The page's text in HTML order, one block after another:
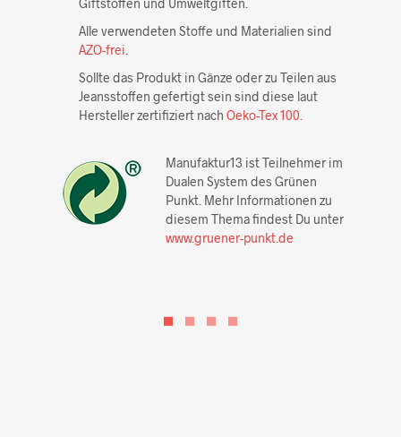
Giftstoffen und Umweltgiften.
Alle verwendeten Stoffe und Materialien sind
AZO-frei
Sollte das Produkt in Gänze oder zu Teilen aus
Jeansstoffen gefertigt sein sind diese laut
Hersteller zertifiziert nach Oeko-Tex 100.
Manufaktur13 ist Teilnehmer im
Dualen System des Grünen
Punkt. Mehr Informationen zu
diesem Thema findest Du unter
www.gruener-punkt.de